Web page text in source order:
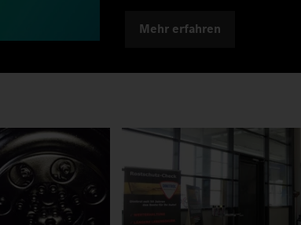
Mehr erfahren